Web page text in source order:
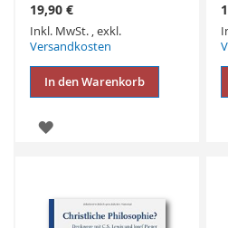
19,90 €
Inkl. MwSt. ,exkl.
Versandkosten
In den Warenkorb
ZUR